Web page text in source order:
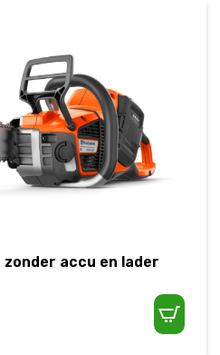
zonder accu en lader